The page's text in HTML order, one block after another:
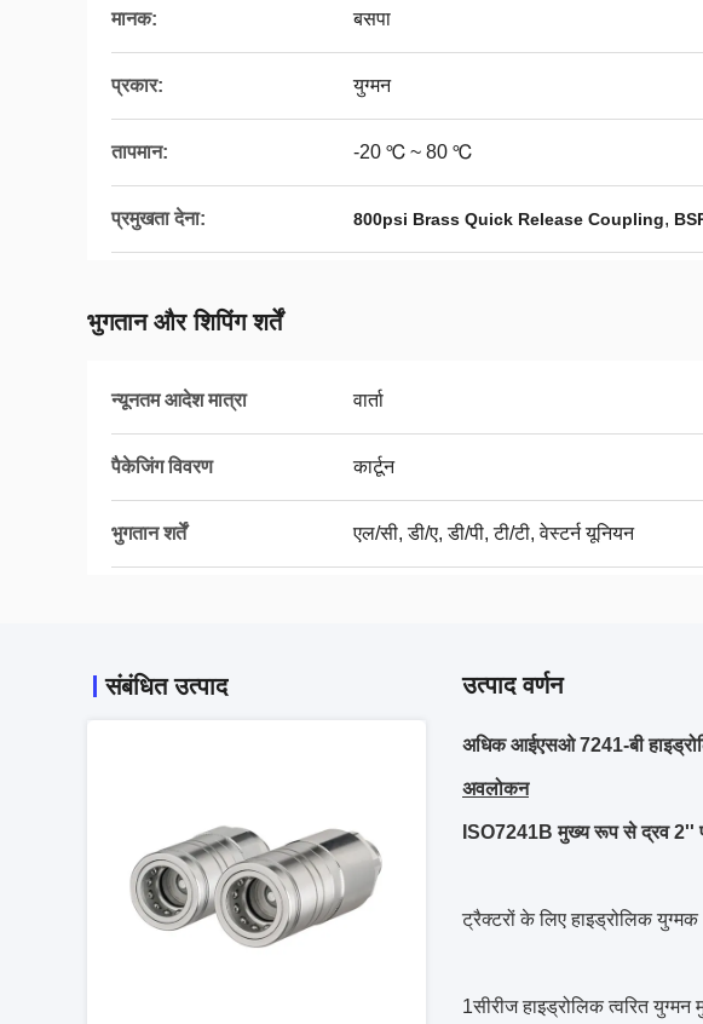
मानक: बसपा
प्रकार: युग्मन
तापमान: -20 ℃ ~ 80 ℃
प्रमुखता देना: 800psi Brass Quick Release Coupling,
भुगतान और शिपिंग शर्तें
न्यूनतम आदेश मात्रा वार्ता
पैकेजिंग विवरण कार्टून
भुगतान शर्तें एल/सी, डी/ए, डी/पी, टी/टी, वेस्टर्न यूनियन
संबंधित उत्पाद उत्पाद वर्णन
अधिक आईएसओ 7241-बी
अवलोकन
ISO7241B मुख्य रूप से द्रव 2''
ट्रैक्टरों के लिए हाइड्रोलिक युग्मक
1सीरीज हाइड्रोलिक त्वरित